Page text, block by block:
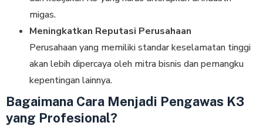
migas.
Meningkatkan Reputasi Perusahaan
Perusahaan yang memiliki standar keselamatan tinggi
akan lebih dipercaya oleh mitra bisnis dan pemangku
kepentingan lainnya.
Bagaimana Cara Menjadi Pengawas K3
yang Profesional?